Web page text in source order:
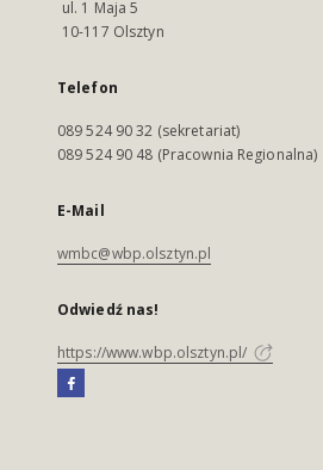
ul. 1 Maja 5
10-117 Olsztyn
Telefon
089 524 90 32 (sekretariat)
089 524 90 48 (Pracownia Regionalna)
E-Mail
wmbc@wbp.olsztyn.pl
Odwiedź nas!
https://www.wbp.olsztyn.pl/